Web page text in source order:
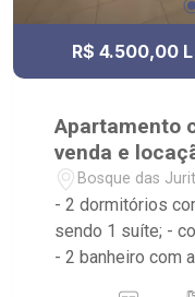
R$ 4.500,00 L
Apartamento
venda e
Bosque das
- 2 dormitórios
sendo 1 suíte; -
- 2 banheiro com